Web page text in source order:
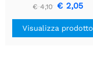
€ 4,10 € 2,05
Visualizza prodotto